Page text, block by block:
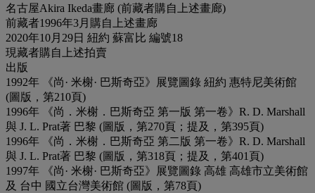
名古屋Akira Ikeda畫廊 (前藏者購自上述畫廊)
前藏者1996年3月購自上述畫廊
2020年10月29日 紐約 蘇富比 編號18
現藏者購自上述拍賣
出版
1992年 《尚· 米榭· 巴斯奇亞》展覽圖錄 紐約 惠特尼美術館
(圖版，第210頁)
1996年 《尚．米榭．巴斯奇亞 第一版 第一卷》R. D. Marshall
與 J. L. Prat著 巴黎 (圖版，第270頁；提及，第395頁)
1996年 《尚．米榭．巴斯奇亞 第二版 第一卷》R. D. Marshall
與 J. L. Prat著 巴黎 (圖版，第318頁；提及，第401頁)
1997年 《尚· 米榭· 巴斯奇亞》展覽圖錄 高雄 高雄市立美術館
及 台中 國立台灣美術館 (圖版，第78頁)